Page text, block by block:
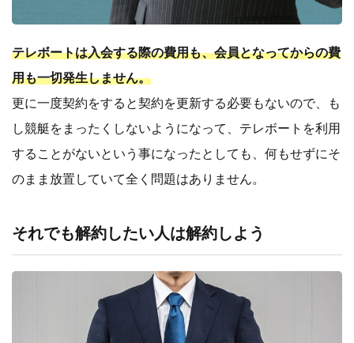
テレボートは入会する際の費用も、会員となってからの費
用も一切発生しません。
更に一度契約をすると契約を更新する必要もないので、も
し競艇をまったくしないようになって、テレボートを利用
することがないという事になったとしても、何もせずにそ
のまま放置していて全く問題はありません。
それでも解約したい人は解約しよう